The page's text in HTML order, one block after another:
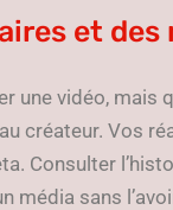
et des
une vidéo, mais
créateur. Vos
Consulter
média sans